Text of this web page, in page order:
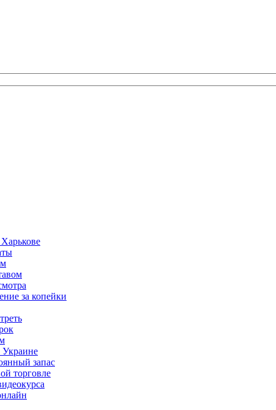
за копейки
Украине
запас
торговле